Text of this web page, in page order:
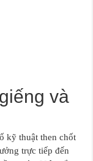
và
kỹ thuật then chốt
trực tiếp đến